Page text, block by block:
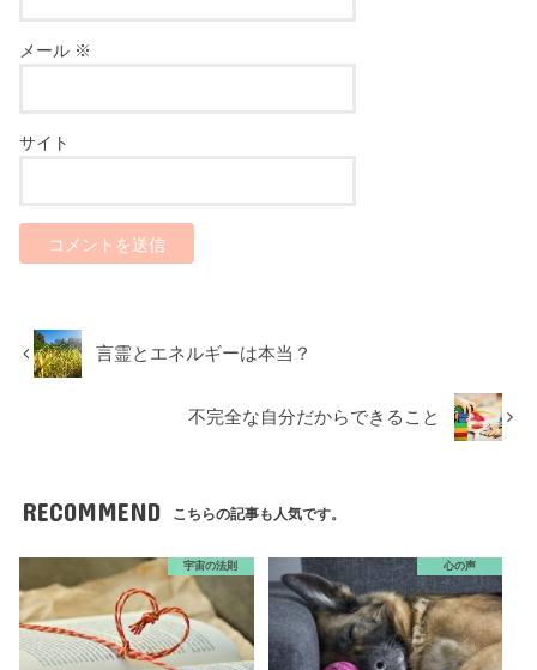
メール ※
サイト
言霊とエネルギーは本当？
不完全な自分だからできること
RECOMMEND こちらの記事も人気です。
宇宙の法則 心の声